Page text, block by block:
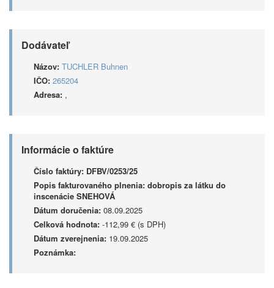
Dodávateľ
Názov: TUCHLER Buhnen
IČO: 265204
Adresa: ,
Informácie o faktúre
Číslo faktúry: DFBV/0253/25
Popis fakturovaného plnenia: dobropis za látku do
inscenácie SNEHOVÁ
Dátum doručenia: 08.09.2025
Celková hodnota: -112,99 € (s DPH)
Dátum zverejnenia: 19.09.2025
Poznámka: